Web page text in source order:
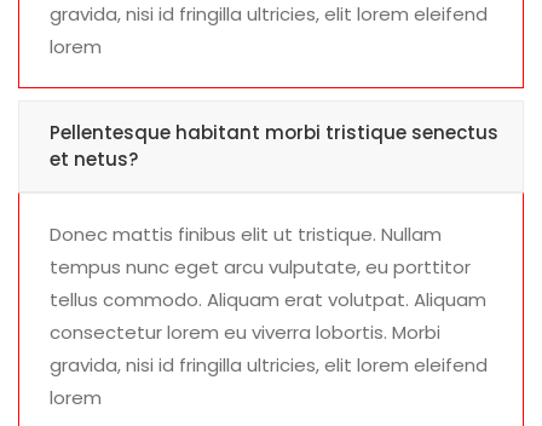
gravida, nisi id fringilla ultricies, elit lorem eleifend
lorem
Pellentesque habitant morbi tristique senectus
et netus?
Donec mattis finibus elit ut tristique. Nullam
tempus nunc eget arcu vulputate, eu porttitor
tellus commodo. Aliquam erat volutpat. Aliquam
consectetur lorem eu viverra lobortis. Morbi
gravida, nisi id fringilla ultricies, elit lorem eleifend
lorem